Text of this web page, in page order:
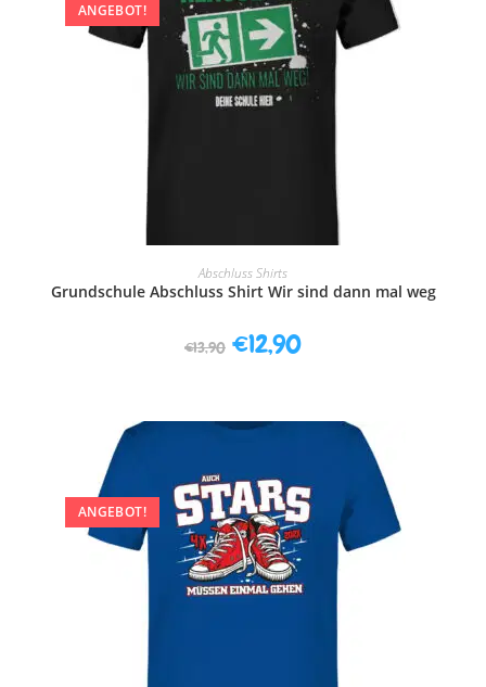
ANGEBOT!
AUSFÜHRUNG WÄHLEN
Abschluss Shirts
Grundschule Abschluss Shirt Wir sind dann mal weg
€13,90 €12,90
ANGEBOT!